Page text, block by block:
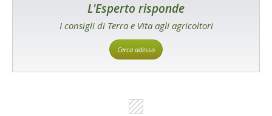
L'Esperto risponde
I consigli di Terra e Vita agli agricoltori
Cerca adesso